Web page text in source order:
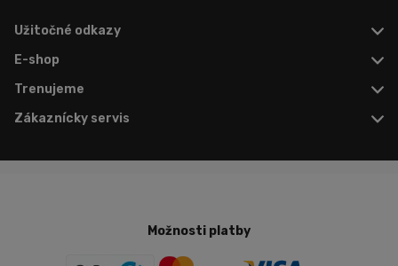
Užitočné odkazy
E-shop
Trenujeme
Zákaznícky servis
Možnosti platby